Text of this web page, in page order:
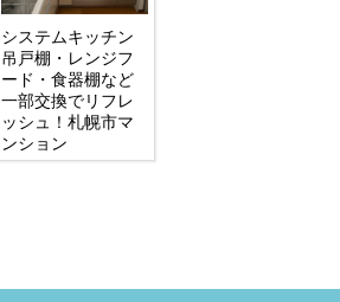
システムキッチン
吊戸棚・レンジフ
ード・食器棚など
一部交換でリフレ
ッシュ！札幌市マ
ンション